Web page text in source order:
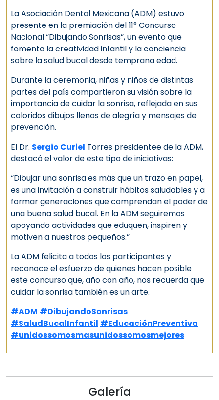
La Asociación Dental Mexicana (ADM) estuvo
presente en la premiación del 11° Concurso
Nacional “Dibujando Sonrisas”, un evento que
fomenta la creatividad infantil y la conciencia
sobre la salud bucal desde temprana edad.
Durante la ceremonia, niñas y niños de distintas
partes del país compartieron su visión sobre la
importancia de cuidar la sonrisa, reflejada en sus
coloridos dibujos llenos de alegría y mensajes de
prevención.
El Dr. Sergio Curiel Torres presidentee de la ADM,
destacó el valor de este tipo de iniciativas:
“Dibujar una sonrisa es más que un trazo en papel,
es una invitación a construir hábitos saludables y a
formar generaciones que comprendan el poder de
una buena salud bucal. En la ADM seguiremos
apoyando actividades que eduquen, inspiren y
motiven a nuestros pequeños.”
La ADM felicita a todos los participantes y
reconoce el esfuerzo de quienes hacen posible
este concurso que, año con año, nos recuerda que
cuidar la sonrisa también es un arte.
#ADM #DibujandoSonrisas
#SaludBucalInfantil #EducaciónPreventiva
#unidossomosmasunidossomosmejores
Galería